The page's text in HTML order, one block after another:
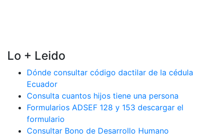
Lo + Leido
Dónde consultar código dactilar de la cédula
Ecuador
Consulta cuantos hijos tiene una persona
Formularios ADSEF 128 y 153 descargar el
formulario
Consultar Bono de Desarrollo Humano